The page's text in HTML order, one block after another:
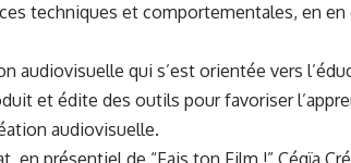
techniques et comportementales, en en
audiovisuelle qui s’est orientée vers
et édite des outils pour favoriser
audiovisuelle.